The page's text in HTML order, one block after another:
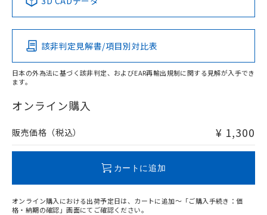
Pb Hg Cd Cr(VI)
O
在庫等で未対応品が混在する可能性があります。
問い合わせください。
この製品の規格認証/適合状況ページへ
その他の認証はこちらのページからご検索ください
該非判定見解書/項目別対比表
日本の外為法に基づく該非判定、およびEAR再輸出規制に関する見解が入手でき
ます。
オンライン購入
販売価格（税込） ¥ 1,300
カートに追加
オンライン購入における出荷予定日は、カートに追加～「ご購入手続き：価
格・納期の確認」画面にてご確認ください。